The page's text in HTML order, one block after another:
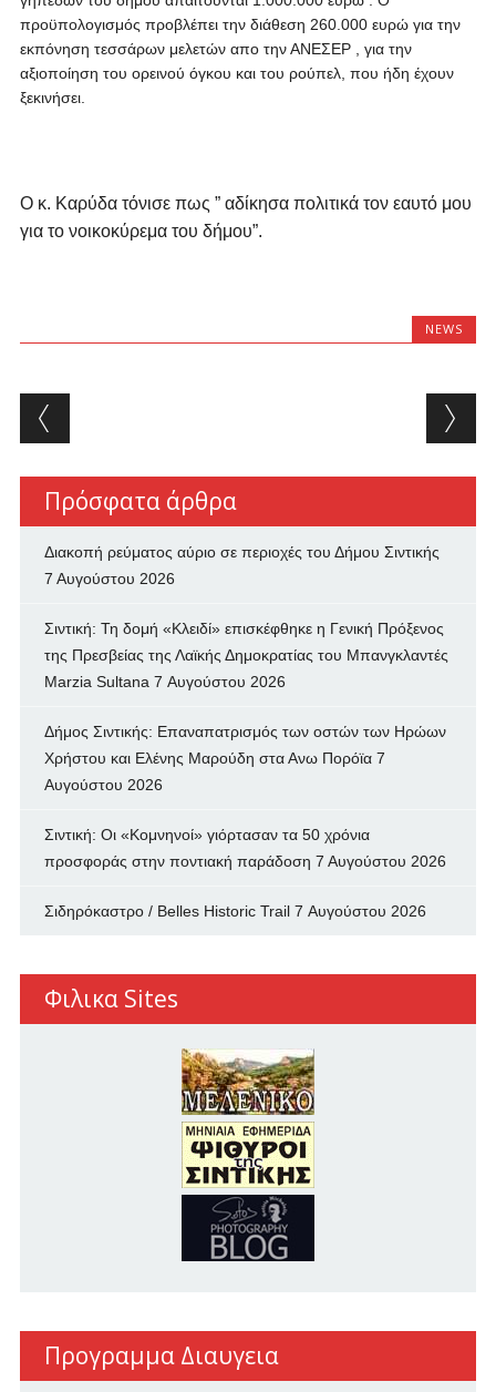
προϋπολογισμός προβλέπει την διάθεση 260.000 ευρώ για την
εκπόνηση τεσσάρων μελετών απο την ΑΝΕΣΕΡ , για την
αξιοποίηση του ορεινού όγκου και του ρούπελ, που ήδη έχουν
ξεκινήσει.
Ο κ. Καρύδα τόνισε πως ” αδίκησα πολιτικά τον εαυτό μου
για το νοικοκύρεμα του δήμου”.
NEWS
Post navigation
Πρόσφατα άρθρα
Διακοπή ρεύματος αύριο σε περιοχές του Δήμου Σιντικής
7 Αυγούστου 2026
Σιντική: Τη δομή «Κλειδί» επισκέφθηκε η Γενική Πρόξενος
της Πρεσβείας της Λαϊκής Δημοκρατίας του Μπανγκλαντές
Marzia Sultana 7 Αυγούστου 2026
Δήμος Σιντικής: Επαναπατρισμός των oστών των Ηρώων
Χρήστου και Ελένης Μαρούδη στα Ανω Πορόϊα 7
Αυγούστου 2026
Σιντική: Οι «Κομνηνοί» γιόρτασαν τα 50 χρόνια
προσφοράς στην ποντιακή παράδοση 7 Αυγούστου 2026
Σιδηρόκαστρο / Belles Historic Trail 7 Αυγούστου 2026
Φιλικα Sites
Προγραμμα Διαυγεια